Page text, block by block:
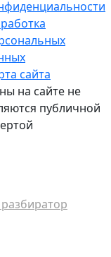
сайта
на сайте не
публичной